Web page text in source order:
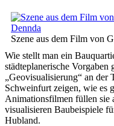
Szene aus dem Film von
Wie stellt man ein
städteplanerische Vorgaben
„Geovisualisierung“ an der
Schweinfurt zeigen, wie es
Animationsfilmen füllen sie
visualisieren Baubeispiele
Hubland.